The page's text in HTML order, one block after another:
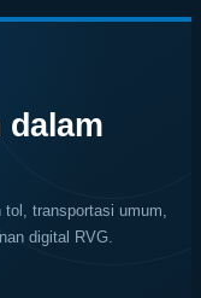
Cara
dalam
transportasi umum,
digital RVG.